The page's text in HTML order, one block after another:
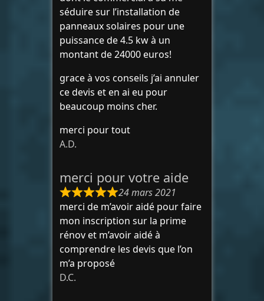
séduire sur l’installation de
panneaux solaires pour une
puissance de 4.5 kw à un
montant de 24000 euros!
grace à vos conseils j’ai annuler
ce devis et en ai eu pour
beaucoup moins cher.
merci pour tout
A.D.
merci pour votre aide
24 mars 2021
merci de m’avoir aidé pour faire
mon inscription sur la prime
rénov et m’avoir aidé à
comprendre les devis que l’on
m’a proposé
D.C.